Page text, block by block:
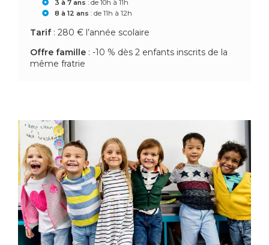
3 à 7 ans : de 10h à 11h
8 à 12 ans : de 11h à 12h
Tarif: 280 € l’année scolaire
Offre famille : -10 % dès 2 enfants inscrits de la
même fratrie